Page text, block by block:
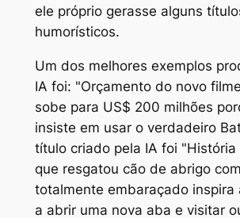
ele próprio gerasse alguns
humorísticos.
Um dos melhores exemplos
IA foi: "Orçamento do novo
sobe para US$ 200 milhões
insiste em usar o verdadeiro
título criado pela IA foi "História
que resgatou cão de abrigo
totalmente embaraçado inspira
a abrir uma nova aba e visitar